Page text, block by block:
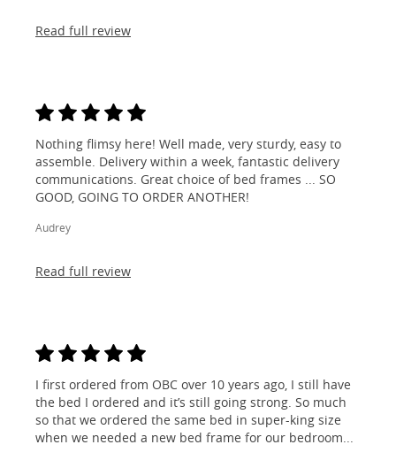
Read full review
Nothing flimsy here! Well made, very sturdy, easy to
assemble. Delivery within a week, fantastic delivery
communications. Great choice of bed frames ... SO
GOOD, GOING TO ORDER ANOTHER!
Audrey
Read full review
I first ordered from OBC over 10 years ago, I still have
the bed I ordered and it’s still going strong. So much
so that we ordered the same bed in super-king size
when we needed a new bed frame for our bedroom...